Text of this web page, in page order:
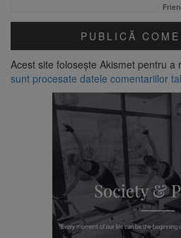
Acest site folosește Akismet pentru a
sunt procesate datele comentariilor